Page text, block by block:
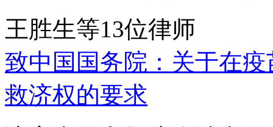
王胜生等13位律师
致中国国务院：关于在
救济权的要求